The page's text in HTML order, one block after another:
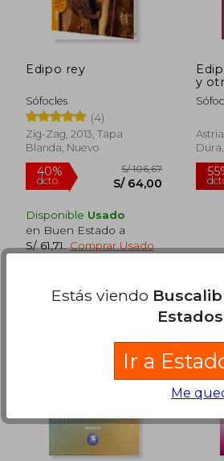
55%
dcto. S/ 78,59
Edipo rey
Sófocles
(4)
Zig-Zag, 2013, Tapa
Blanda, Nuevo
Disponible Usado
en Buen Estado a
S/ 61,71. Comprar Usado
y
Estás viendo
Ir a
Me